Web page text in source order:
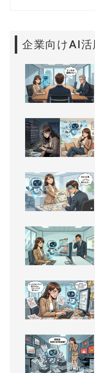
企業向けAI活